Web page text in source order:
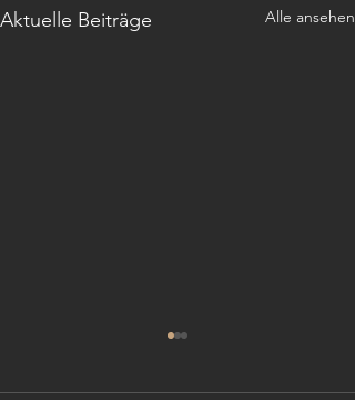
Aktuelle Beiträge Alle ansehen